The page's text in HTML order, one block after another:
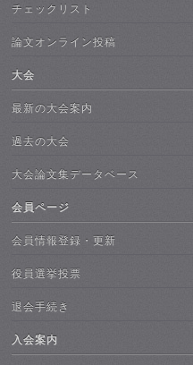
チェックリスト
論文オンライン投稿
大会
最新の大会案内
過去の大会
大会論文集データベース
会員ページ
会員情報登録・更新
役員選挙投票
退会手続き
入会案内